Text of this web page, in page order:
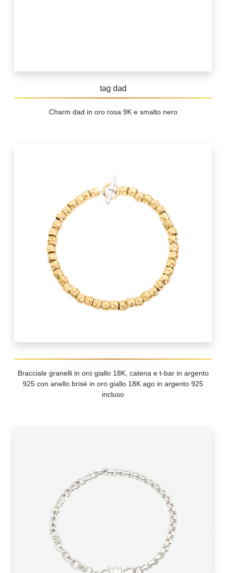
tag dad
Charm dad in oro rosa 9K e smalto nero
Bracciale granelli in oro giallo 18K, catena e t-bar in argento
925 con anello brisè in oro giallo 18K ago in argento 925
incluso